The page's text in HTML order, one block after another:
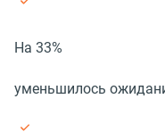
На 33%
уменьшилось